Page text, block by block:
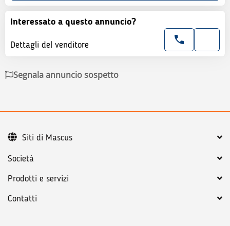
Interessato a questo annuncio?
Dettagli del venditore
Segnala annuncio sospetto
Società
Prodotti e servizi
Contatti
Siti di Mascus